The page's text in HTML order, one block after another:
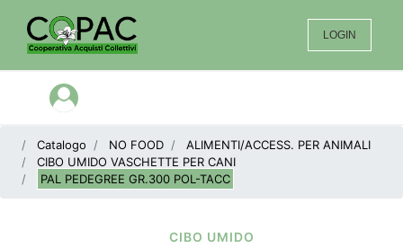
LOGIN
Open menu
Catalogo NO FOOD
ALIMENTI/ACCESS. PER ANIMALI
CIBO UMIDO VASCHETTE PER CANI
PAL PEDEGREE GR.300 POL-TACC
CIBO UMIDO